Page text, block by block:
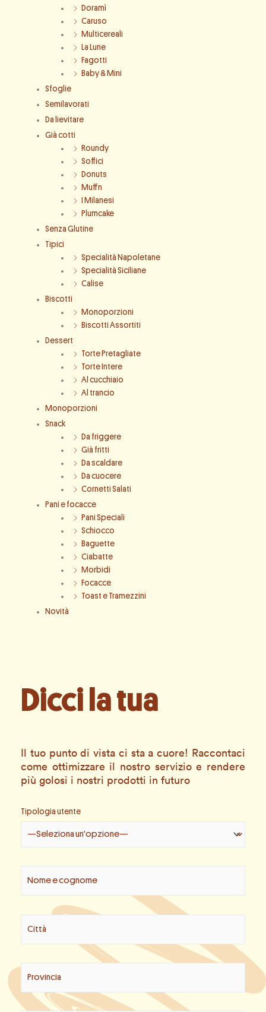
Doramì
Caruso
Multicereali
La Lune
Fagotti
Baby & Mini
Sfoglie
Semilavorati
Da lievitare
Già cotti
Roundy
Soffici
Donuts
Muffn
I Milanesi
Plumcake
Senza Glutine
Tipici
Specialità Napoletane
Specialità Siciliane
Calise
Biscotti
Monoporzioni
Biscotti Assortiti
Dessert
Torte Pretagliate
Torte Intere
Al cucchiaio
Al trancio
Monoporzioni
Snack
Da friggere
Già fritti
Da scaldare
Da cuocere
Cornetti Salati
Pani e focacce
Pani Speciali
Schiocco
Baguette
Ciabatte
Morbidi
Focacce
Toast e Tramezzini
Novità
Dicci la tua
Il tuo punto di vista ci sta a cuore! Raccontaci
come ottimizzare il nostro servizio e rendere
più golosi i nostri prodotti in futuro
Tipologia utente